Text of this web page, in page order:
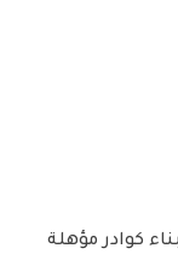
كوادر مؤهلة